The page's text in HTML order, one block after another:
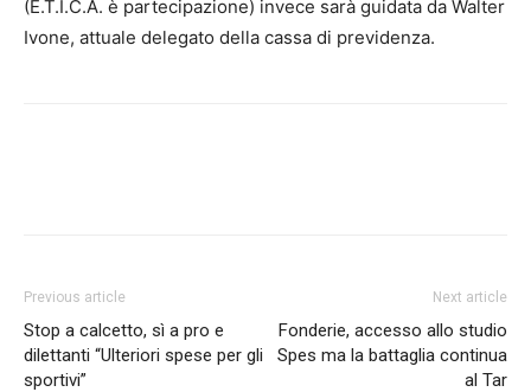
(E.T.I.C.A. è partecipazione) invece sarà guidata da Walter
Ivone, attuale delegato della cassa di previdenza.
Previous article
Stop a calcetto, sì a pro e
dilettanti “Ulteriori spese per gli
sportivi”
Next article
Fonderie, accesso allo studio
Spes ma la battaglia continua
al Tar